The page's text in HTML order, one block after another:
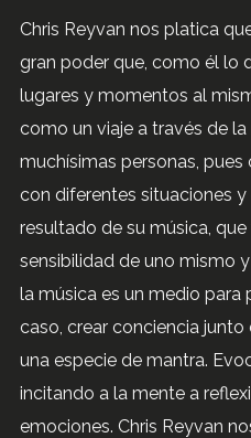
Chris Reyvan nos platica
gran poder que, como él lo
lugares y momentos al
como un viaje a través de
muchísimas personas,
con diferentes situaciones
resultado de su música,
sensibilidad de uno mismo
la música es un medio para
caso, crear conciencia
una especie de mantra.
incitando a la mente a
emociones. Chris Reyvan